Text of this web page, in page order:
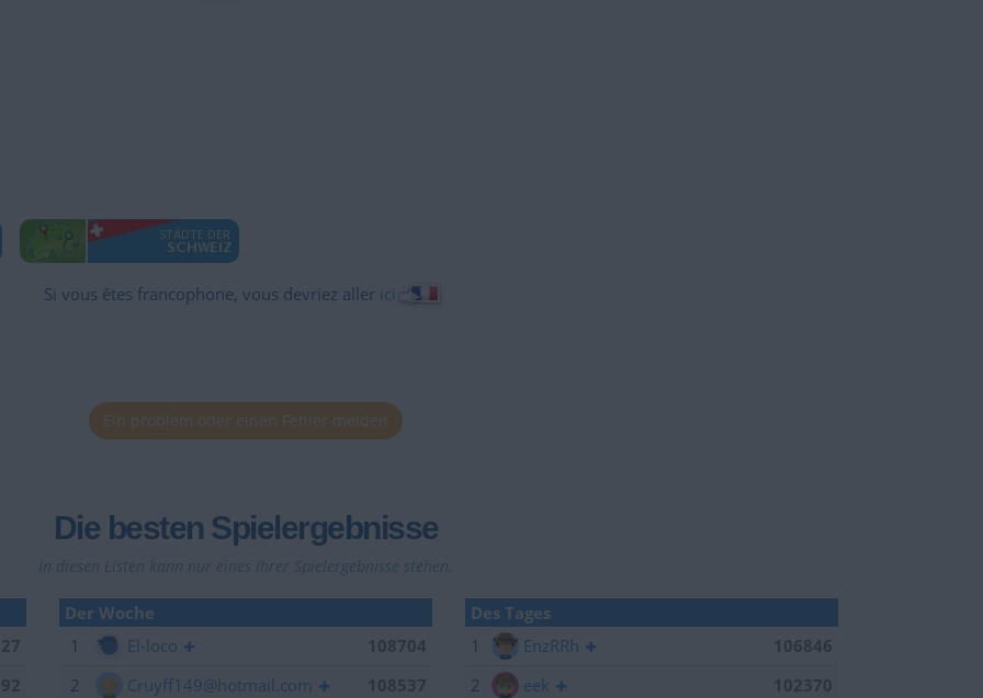
Si vous êtes francophone, vous devriez aller ici
Ein problem oder einen Fehler melden
Die besten Spielergebnisse
In diesen Listen kann nur eines Ihrer Spielergebnisse stehen.
Der Woche
1
El-loco
108704
2
Cruyff149@hotmail.com
Des Tages
1
EnzRRh
106846
2
eek